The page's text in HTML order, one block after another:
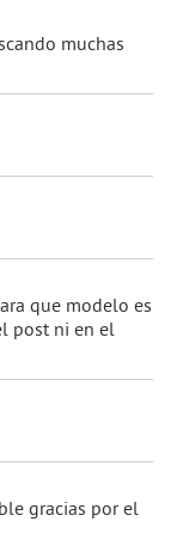
muchas
que modelo es
post ni en el
gracias por el